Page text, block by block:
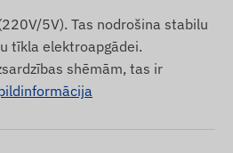
5V). Tas nodrošina stabilu
tīkla elektroapgādei.
shēmām, tas ir